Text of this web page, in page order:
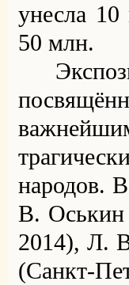
унесла
50 млн.
народов.
В. Оськин
2014), Л.
(Санкт-